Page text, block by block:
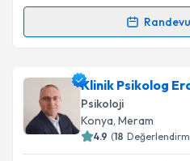
Kişisel verilerimin
'ni okudum ve
kapsamda
Takvim
Randevu Takvimi
Psk. Dan. Fatma Aslan
oluşturun. Size bu
takvim hazırlandığında
Klinik Psikolog
Psikoloji
Konya, Meram
4.9 (18